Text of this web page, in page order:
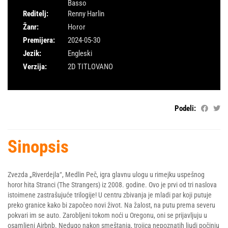
Basso
Reditelj:
Renny Harlin
Žanr:
Horor
Premijera:
2024-05-30
Jezik:
Engleski
Verzija:
2D TITLOVANO
Podeli:
Sinopsis
Zvezda „Riverdejla“, Medlin Peč, igra glavnu ulogu u rimejku uspešnog
horor hita Stranci (The Strangers) iz 2008. godine. Ovo je prvi od tri naslova
istoimene zastrašujuće trilogije! U centru zbivanja je mladi par koji putuje
preko granice kako bi započeo novi život. Na žalost, na putu prema severu
pokvari im se auto. Zarobljeni tokom noći u Oregonu, oni se prijavljuju u
osamljeni Airbnb. Nedugo nakon smeštanja, trojica nepoznatih ljudi počinju